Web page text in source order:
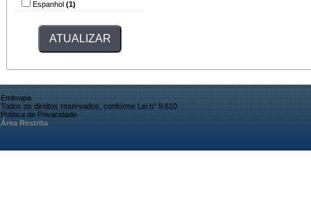
Espanhol (1)
Embrapa
Todos os direitos reservados, conforme Lei n° 9.610
Política de Privacidade
Área Restrita